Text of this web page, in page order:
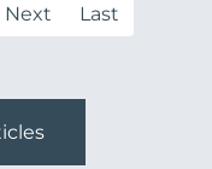
Next Last